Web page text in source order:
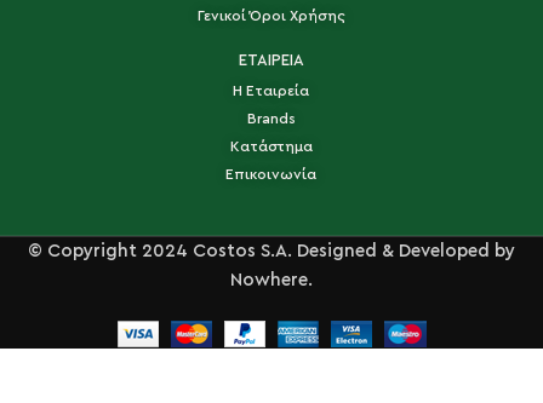
Γενικοί Όροι Χρήσης
ΕΤΑΙΡΕΙΑ
Η Εταιρεία
Brands
Κατάστημα
Επικοινωνία
© Copyright 2024 Costos S.A. Designed & Developed by
Nowhere.